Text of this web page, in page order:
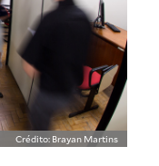
Crédito: Brayan Martins